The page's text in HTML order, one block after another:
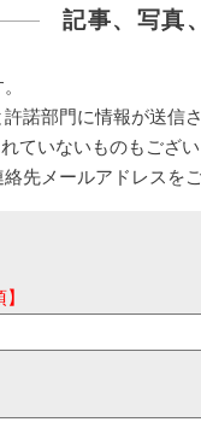
記事、写真
諾部門に情報が送信
ていないものもござ
先メールアドレスを